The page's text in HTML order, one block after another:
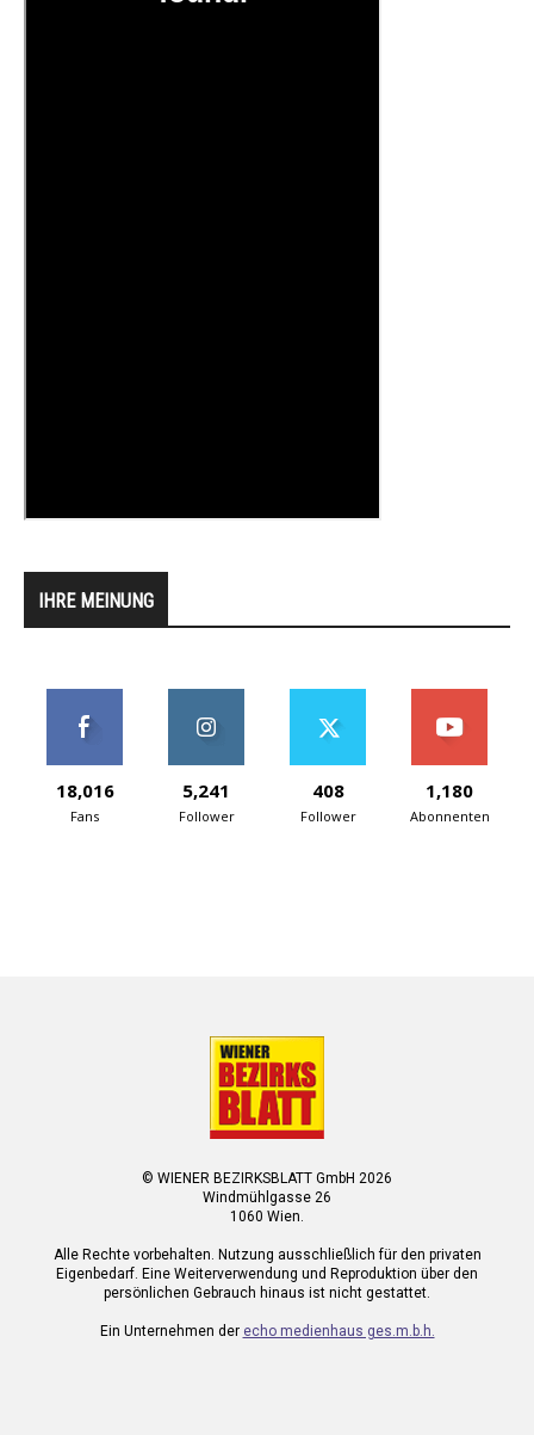
IHRE MEINUNG
18,016
Fans
5,241
Follower
408
Follower
1,180
Abonnenten
© WIENER BEZIRKSBLATT GmbH 2026
Windmühlgasse 26
1060 Wien.
Alle Rechte vorbehalten. Nutzung ausschließlich für den privaten
Eigenbedarf. Eine Weiterverwendung und Reproduktion über den
persönlichen Gebrauch hinaus ist nicht gestattet.
Ein Unternehmen der echo medienhaus ges.m.b.h.